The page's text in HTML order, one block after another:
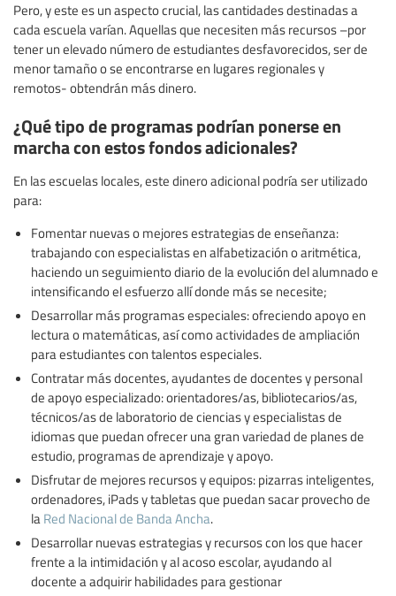
Pero, y este es un aspecto crucial, las cantidades destinadas a
cada escuela varían. Aquellas que necesiten más recursos –por
tener un elevado número de estudiantes desfavorecidos, ser de
menor tamaño o se encontrarse en lugares regionales y
remotos- obtendrán más dinero.
¿Qué tipo de programas podrían ponerse en
marcha con estos fondos adicionales?
En las escuelas locales, este dinero adicional podría ser utilizado
para:
Fomentar nuevas o mejores estrategias de enseñanza:
trabajando con especialistas en alfabetización o aritmética,
haciendo un seguimiento diario de la evolución del alumnado e
intensificando el esfuerzo allí donde más se necesite;
Desarrollar más programas especiales: ofreciendo apoyo en
lectura o matemáticas, así como actividades de ampliación
para estudiantes con talentos especiales.
Contratar más docentes, ayudantes de docentes y personal
de apoyo especializado: orientadores/as, bibliotecarios/as,
técnicos/as de laboratorio de ciencias y especialistas de
idiomas que puedan ofrecer una gran variedad de planes de
estudio, programas de aprendizaje y apoyo.
Disfrutar de mejores recursos y equipos: pizarras inteligentes,
ordenadores, iPads y tabletas que puedan sacar provecho de
la Red Nacional de Banda Ancha.
Desarrollar nuevas estrategias y recursos con los que hacer
frente a la intimidación y al acoso escolar, ayudando al
docente a adquirir habilidades para gestionar